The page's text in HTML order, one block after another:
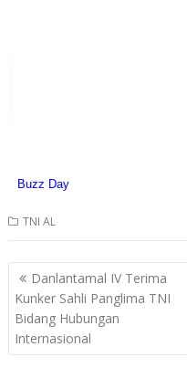
TNI AL
Post
navigation
Danlantamal IV Terima
Kunker Sahli Panglima TNI
Bidang Hubungan
Internasional